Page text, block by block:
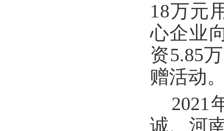
18万元
心企业
资5.85
赠活动
2021
诚、河